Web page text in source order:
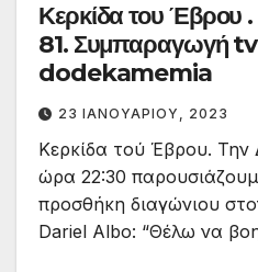
Κερκίδα του Έβρου
81. Συμπαραγωγή
dodekamemia
23 ΙΑΝΟΥΑΡΊΟΥ, 2023
Κερκίδα τού Έβρου. Την
ώρα 22:30
προσθήκη διαγώνιου
Dariel Albo: “Θέλω να